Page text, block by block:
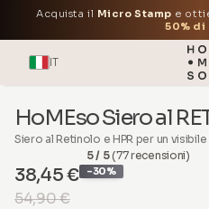
Acquista il Micro Stamp e
50% di
IT
HoMEso Siero al
Siero al Retinolo e HPR per un
5 / 5(77 recensioni)
54,90 €
38,45 € -30%